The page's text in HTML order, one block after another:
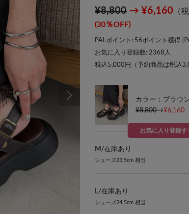
¥8,800 → ¥6,160 （
(30％OFF)
PALポイント: 56ポイント獲得 [
お気に入り登録数: 2368 人
税込5,000円（予約商品は税込
カラー：ブラウ
¥8,800→¥6,160
M/在庫あり
シューズ23.5cm 相当
お気に入り登録
L/在庫あり
シューズ24.5cm 相当